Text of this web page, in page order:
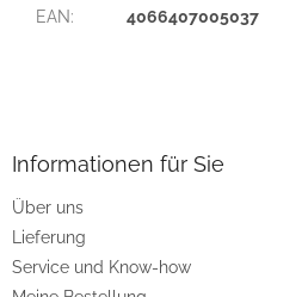
EAN: 4066407005037
e
Informationen für Sie
Über uns
Lieferung
Service und Know-how